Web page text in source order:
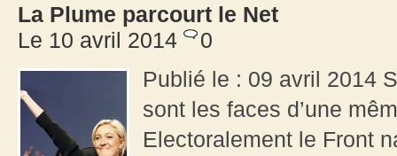
La Plume parcourt le Net
Le 10 avril 2014
0
Publié le : 09 avril 2014
sont les faces d’une
Electoralement le Front